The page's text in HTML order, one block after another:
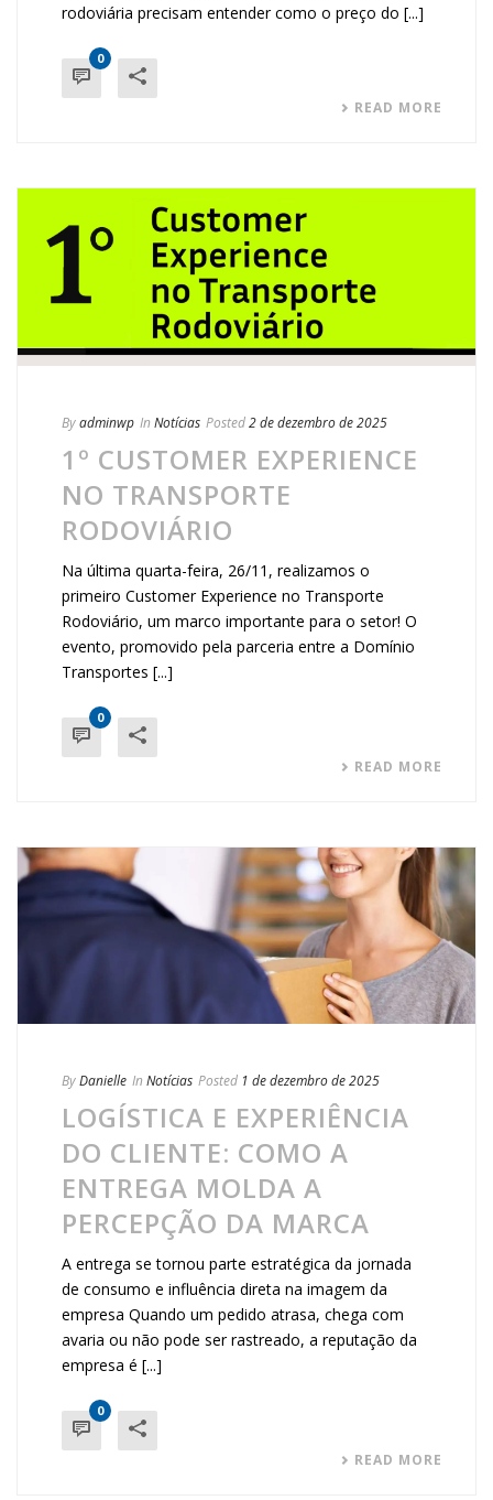
rodoviária precisam entender como o preço do [...]
0
READ MORE
Byadminwp In Notícias Posted2 de dezembro de 2025
1º CUSTOMER EXPERIENCE
NO TRANSPORTE
RODOVIÁRIO
Na última quarta-feira, 26/11, realizamos o
primeiro Customer Experience no Transporte
Rodoviário, um marco importante para o setor! O
evento, promovido pela parceria entre a Domínio
Transportes [...]
0
READ MORE
ByDanielle In Notícias Posted 1 de dezembro de 2025
LOGÍSTICA E EXPERIÊNCIA
DO CLIENTE: COMO A
ENTREGA MOLDA A
PERCEPÇÃO DA MARCA
A entrega se tornou parte estratégica da jornada
de consumo e influência direta na imagem da
empresa Quando um pedido atrasa, chega com
avaria ou não pode ser rastreado, a reputação da
empresa é [...]
0
READ MORE